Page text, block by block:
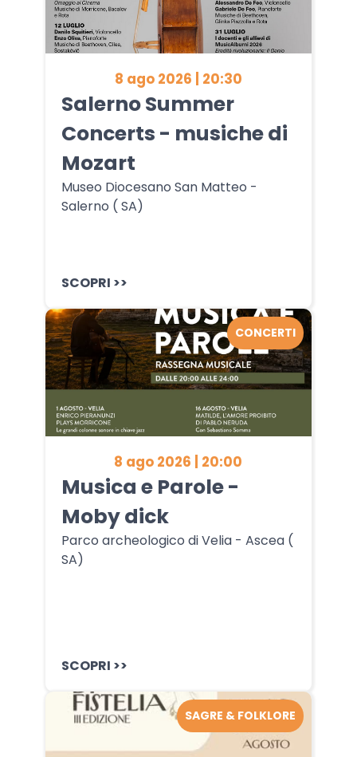
8 ago 2026 | 20:30
Salerno Summer
Concerts - musiche di
Mozart
Museo Diocesano San Matteo -
Salerno ( SA)
SCOPRI >>
8 ago 2026 | 20:00
Musica e Parole -
Moby dick
Parco archeologico di Velia - Ascea (
SA)
SCOPRI >>
CONCERTI
SAGRE & FOLKLORE